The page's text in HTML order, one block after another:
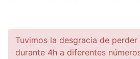
Tuvimos la desgracia de
durante 4h a diferentes